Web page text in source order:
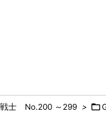
戦士 No.200 ～299 > 